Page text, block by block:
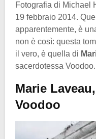
Fotografia di Michael
19 febbraio 2014.
apparentemente, è
non è così: questa
il vero, è quella di
sacerdotessa Voodoo.
Marie
Voodoo